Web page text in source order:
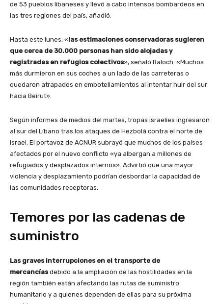
de 53 pueblos libaneses y llevó a cabo intensos bombardeos en
las tres regiones del país, añadió.
Hasta este lunes, «las estimaciones conservadoras sugieren
que cerca de 30.000 personas han sido alojadas y
registradas en refugios colectivos», señaló Baloch. «Muchos
más durmieron en sus coches a un lado de las carreteras o
quedaron atrapados en embotellamientos al intentar huir del sur
hacia Beirut».
Según informes de medios del martes, tropas israelíes ingresaron
al sur del Líbano tras los ataques de Hezbolá contra el norte de
Israel. El portavoz de ACNUR subrayó que muchos de los países
afectados por el nuevo conflicto «ya albergan a millones de
refugiados y desplazados internos». Advirtió que una mayor
violencia y desplazamiento podrían desbordar la capacidad de
las comunidades receptoras.
Temores por las cadenas de
suministro
Las graves interrupciones en el transporte de
mercancíasdebido a la ampliación de las hostilidades en la
región también están afectando las rutas de suministro
humanitario y a quienes dependen de ellas para su próxima